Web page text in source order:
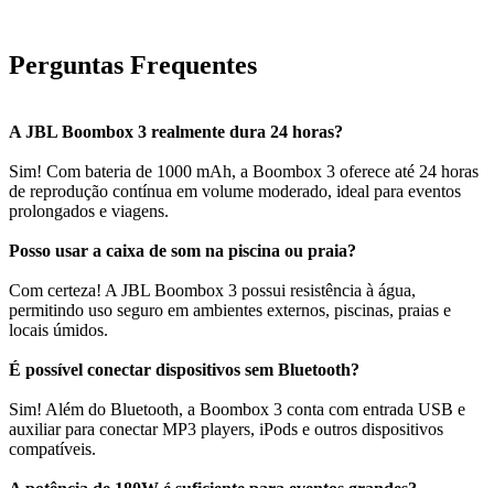
Perguntas Frequentes
A JBL Boombox 3 realmente dura 24 horas?
Sim! Com bateria de 1000 mAh, a Boombox 3 oferece até 24 horas
de reprodução contínua em volume moderado, ideal para eventos
prolongados e viagens.
Posso usar a caixa de som na piscina ou praia?
Com certeza! A JBL Boombox 3 possui resistência à água,
permitindo uso seguro em ambientes externos, piscinas, praias e
locais úmidos.
É possível conectar dispositivos sem Bluetooth?
Sim! Além do Bluetooth, a Boombox 3 conta com entrada USB e
auxiliar para conectar MP3 players, iPods e outros dispositivos
compatíveis.